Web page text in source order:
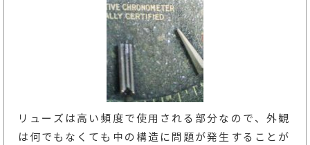
リューズは高い頻度で使用される部分なので、外観
は何でもなくても中の構造に問題が発生することが